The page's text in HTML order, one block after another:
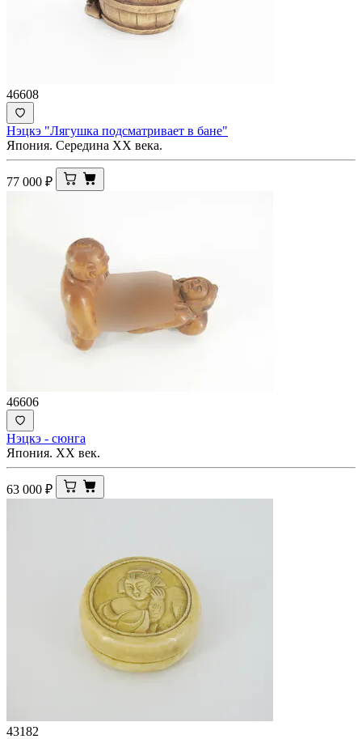
46608
Нэцкэ "Лягушка подсматривает в бане"
Япония. Середина XX века.
77 000 ₽
46606
Нэцкэ - сюнга
Япония. XX век.
63 000 ₽
43182